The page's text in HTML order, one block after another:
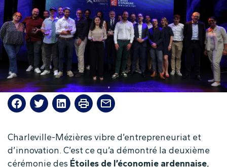
Charleville-Mézières vibre d’entrepreneuriat et
d’innovation. C’est ce qu’a démontré la deuxième
cérémonie des Étoiles de l’économie ardennaise,